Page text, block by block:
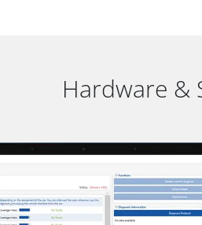
Hardware &